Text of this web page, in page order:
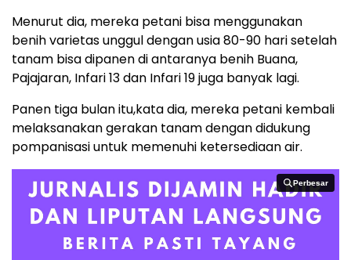
Menurut dia, mereka petani bisa menggunakan
benih varietas unggul dengan usia 80-90 hari setelah
tanam bisa dipanen di antaranya benih Buana,
Pajajaran, Infari 13 dan Infari 19 juga banyak lagi.
Panen tiga bulan itu,kata dia, mereka petani kembali
melaksanakan gerakan tanam dengan didukung
pompanisasi untuk memenuhi ketersediaan air.
Perbesar
Perbesar